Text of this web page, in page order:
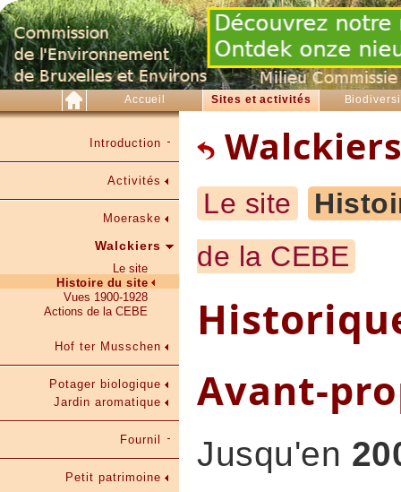
Accueil Sites et activités
Introduction
Activités
Moeraske
Walckiers
Le site
Histoire du site
Vues 1900-1928
Actions de la CEBE
Hof ter Musschen
Potager biologique
Jardin aromatique
Fournil
Petit patrimoine
Le site
de la CEBE
Avant-
Jusqu'en